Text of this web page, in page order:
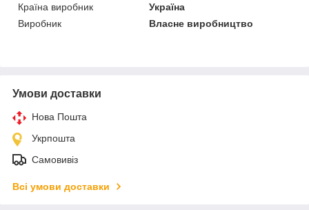
Країна виробник
Україна
Виробник
Власне виробництво
Умови доставки
Нова Пошта
Укрпошта
Самовивіз
Всі умови доставки